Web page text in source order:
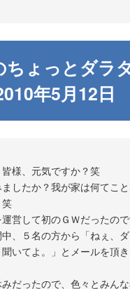
ちょっとダラ
年5月12日
様、元気ですか？笑
したか？我が家は何てこ
営して初のＧＷだったの
、５名の方から「ねぇ、
いてよ。」とメールを頂き
だったので、色々とみん